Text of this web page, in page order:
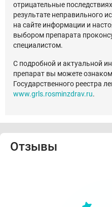
отрицательные
результате неправильного
на сайте информации и
выбором препарата
специалистом.
С подробной и актуальной
препарат вы можете
Государственного реестра
www.grls.rosminzdrav.ru.
Отзывы